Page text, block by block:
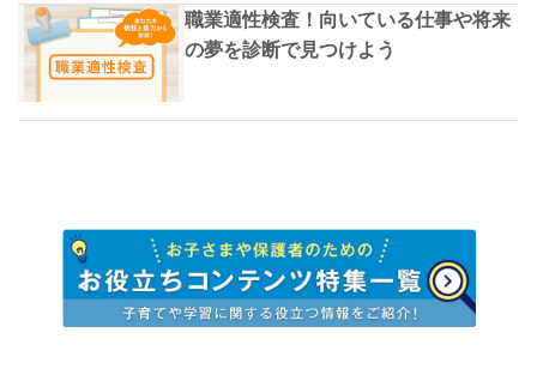
職業適性検査！向いている仕事や将来
の夢を診断で見つけよう